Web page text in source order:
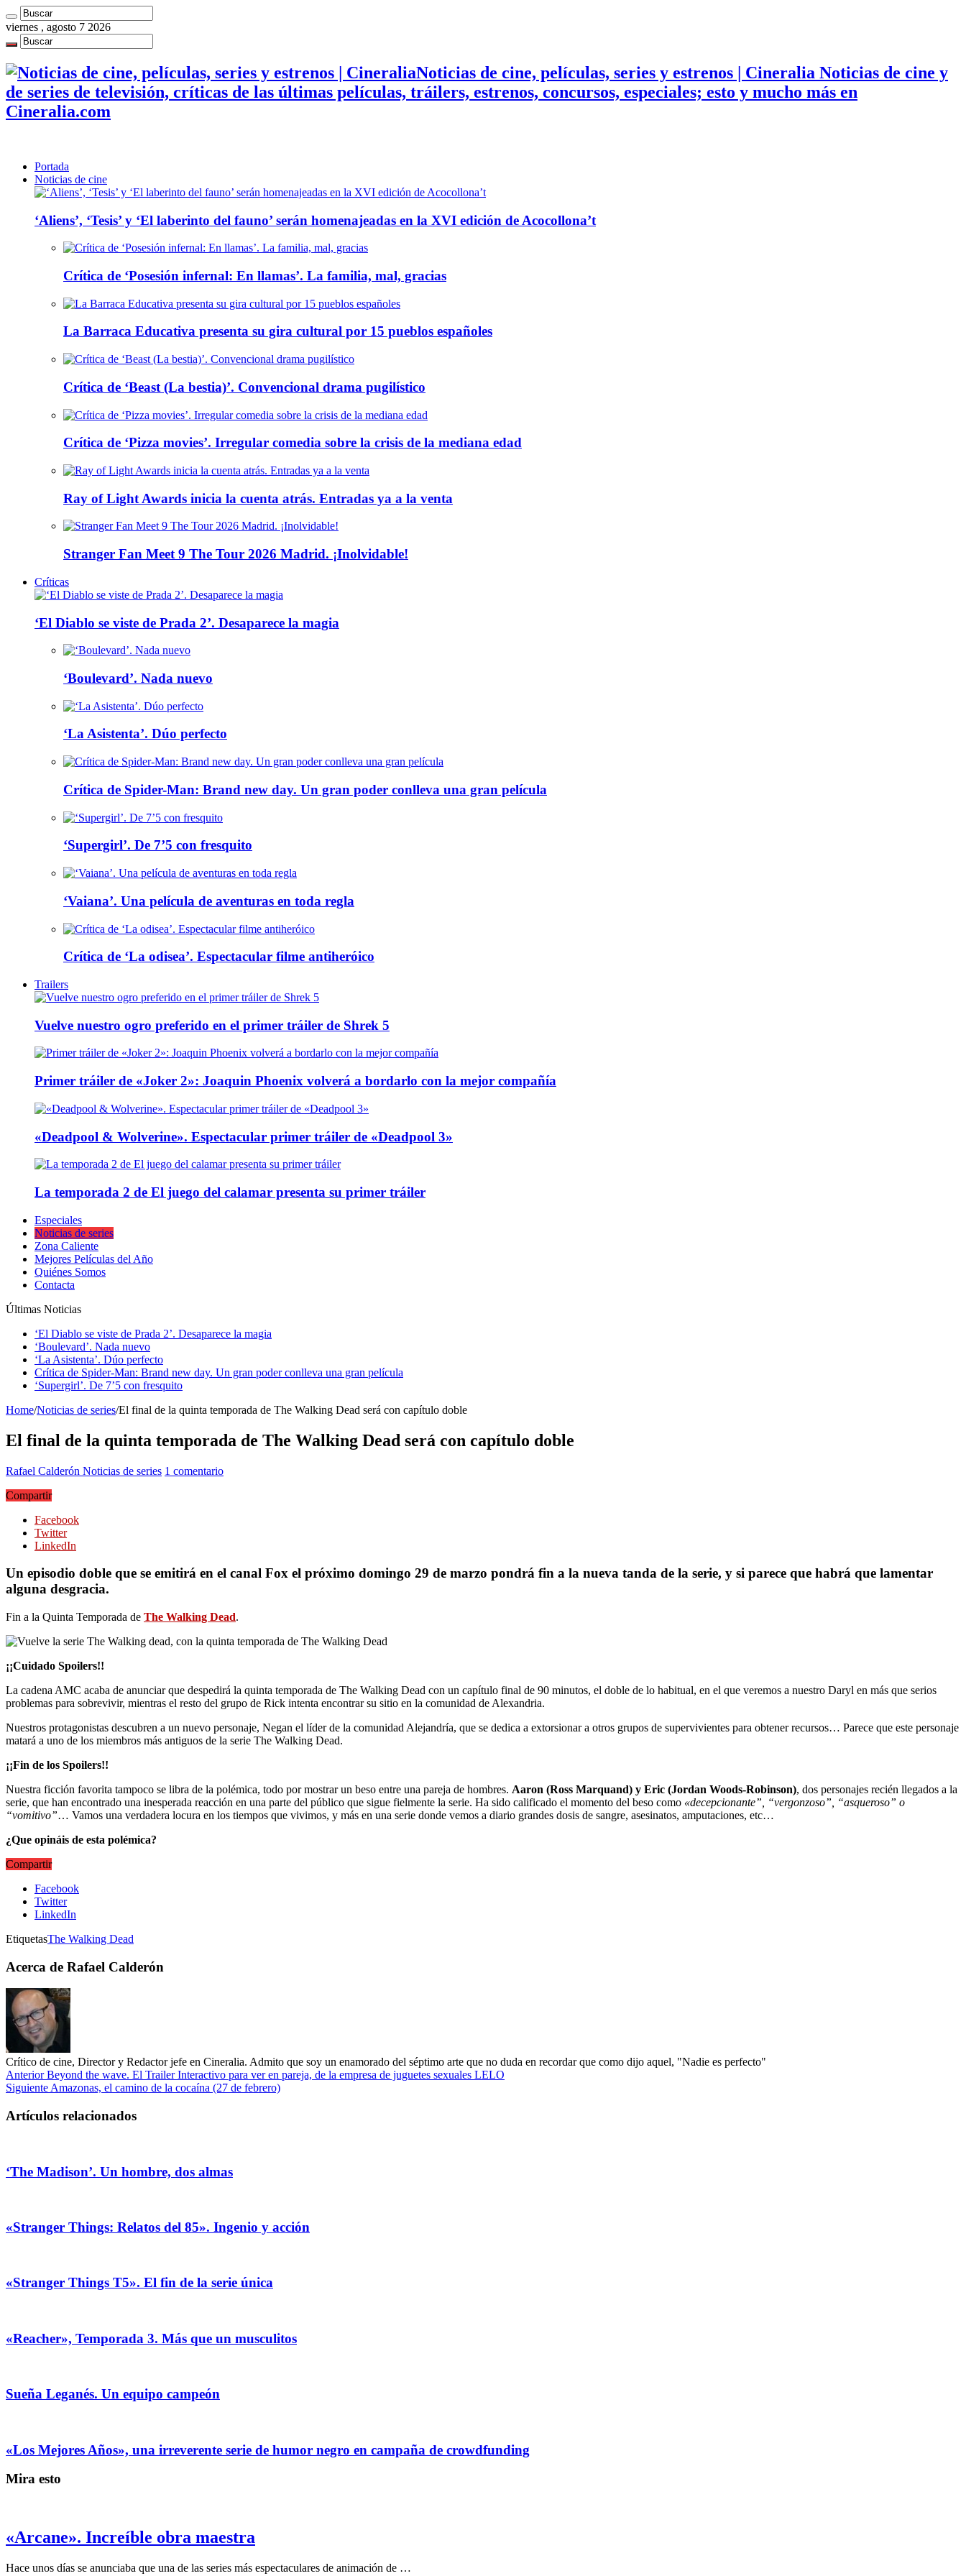
viernes , agosto 7 2026
Noticias de cine, películas, series y estrenos | Cineralia Noticias de cine y
de series de televisión, críticas de las últimas películas, tráilers, estrenos, concursos, especiales; esto y mucho más en
Cineralia.com
Portada
Noticias de cine
‘Aliens’, ‘Tesis’ y ‘El laberinto del fauno’ serán homenajeadas en la XVI edición de Acocollona’t
Crítica de ‘Posesión infernal: En llamas’. La familia, mal, gracias
La Barraca Educativa presenta su gira cultural por 15 pueblos españoles
Crítica de ‘Beast (La bestia)’. Convencional drama pugilístico
Crítica de ‘Pizza movies’. Irregular comedia sobre la crisis de la mediana edad
Ray of Light Awards inicia la cuenta atrás. Entradas ya a la venta
Stranger Fan Meet 9 The Tour 2026 Madrid. ¡Inolvidable!
Críticas
‘El Diablo se viste de Prada 2’. Desaparece la magia
‘Boulevard’. Nada nuevo
‘La Asistenta’. Dúo perfecto
Crítica de Spider-Man: Brand new day. Un gran poder conlleva una gran película
‘Supergirl’. De 7’5 con fresquito
‘Vaiana’. Una película de aventuras en toda regla
Crítica de ‘La odisea’. Espectacular filme antiheróico
Trailers
Vuelve nuestro ogro preferido en el primer tráiler de Shrek 5
Primer tráiler de «Joker 2»: Joaquin Phoenix volverá a bordarlo con la mejor compañía
«Deadpool & Wolverine». Espectacular primer tráiler de «Deadpool 3»
La temporada 2 de El juego del calamar presenta su primer tráiler
Especiales
Noticias de series
Zona Caliente
Mejores Películas del Año
Quiénes Somos
Contacta
Últimas Noticias
‘El Diablo se viste de Prada 2’. Desaparece la magia
‘Boulevard’. Nada nuevo
‘La Asistenta’. Dúo perfecto
Crítica de Spider-Man: Brand new day. Un gran poder conlleva una gran película
‘Supergirl’. De 7’5 con fresquito
Home/Noticias de series/El final de la quinta temporada de The Walking Dead será con capítulo doble
El final de la quinta temporada de The Walking Dead será con capítulo doble
Rafael Calderón Noticias de series 1 comentario
Compartir
Facebook
Twitter
LinkedIn
Un episodio doble que se emitirá en el canal Fox el próximo domingo 29 de marzo pondrá fin a la nueva tanda de la serie, y si parece que habrá que lamentar
alguna desgracia.
Fin a la Quinta Temporada de The Walking Dead.
¡¡Cuidado Spoilers!!
La cadena AMC acaba de anunciar que despedirá la quinta temporada de The Walking Dead con un capítulo final de 90 minutos, el doble de lo habitual, en el que veremos a nuestro Daryl en más que serios
problemas para sobrevivir, mientras el resto del grupo de Rick intenta encontrar su sitio en la comunidad de Alexandria.
Nuestros protagonistas descubren a un nuevo personaje, Negan el líder de la comunidad Alejandría, que se dedica a extorsionar a otros grupos de supervivientes para obtener recursos… Parece que este personaje
matará a uno de los miembros más antiguos de la serie The Walking Dead.
¡¡Fin de los Spoilers!!
Nuestra ficción favorita tampoco se libra de la polémica, todo por mostrar un beso entre una pareja de hombres. Aaron (Ross Marquand) y Eric (Jordan Woods-Robinson), dos personajes recién llegados a la
serie, que han encontrado una inesperada reacción en una parte del público que sigue fielmente la serie. Ha sido calificado el momento del beso como «decepcionante”, “vergonzoso”, “asqueroso” o
“vomitivo”… Vamos una verdadera locura en los tiempos que vivimos, y más en una serie donde vemos a diario grandes dosis de sangre, asesinatos, amputaciones, etc…
¿Que opináis de esta polémica?
Compartir
Facebook
Twitter
LinkedIn
EtiquetasThe Walking Dead
Acerca de Rafael Calderón
Crítico de cine, Director y Redactor jefe en Cineralia. Admito que soy un enamorado del séptimo arte que no duda en recordar que como dijo aquel, "Nadie es perfecto"
AnteriorBeyond the wave. El Trailer Interactivo para ver en pareja, de la empresa de juguetes sexuales LELO
Siguiente Amazonas, el camino de la cocaína (27 de febrero)
Artículos relacionados
‘The Madison’. Un hombre, dos almas
«Stranger Things: Relatos del 85». Ingenio y acción
«Stranger Things T5». El fin de la serie única
«Reacher», Temporada 3. Más que un musculitos
Sueña Leganés. Un equipo campeón
«Los Mejores Años», una irreverente serie de humor negro en campaña de crowdfunding
Mira esto
«Arcane». Increíble obra maestra
Hace unos días se anunciaba que una de las series más espectaculares de animación de …